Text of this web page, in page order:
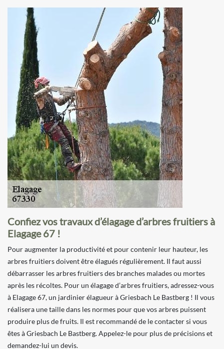
Confiez vos travaux d’élagage d’arbres fruitiers à
Elagage 67 !
Pour augmenter la productivité et pour contenir leur hauteur, les
arbres fruitiers doivent être élagués régulièrement. Il faut aussi
débarrasser les arbres fruitiers des branches malades ou mortes
après les récoltes. Pour un élagage d’arbres fruitiers, adressez-vous
à Elagage 67, un jardinier élagueur à Griesbach Le Bastberg ! Il vous
réalisera une taille dans les normes pour que vos arbres puissent
produire plus de fruits. Il est recommandé de le contacter si vous
êtes à Griesbach Le Bastberg. Appelez-le pour plus de précisions et
demandez-lui un devis.